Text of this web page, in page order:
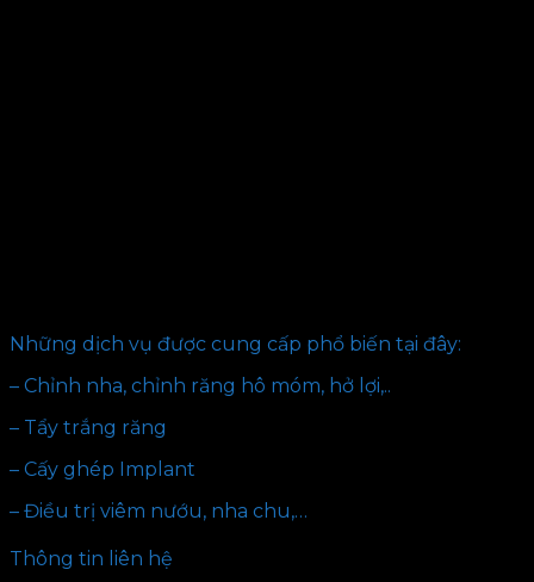
Những dịch vụ được cung cấp phổ biến tại đây:
– Chỉnh nha, chỉnh răng hô móm, hở lợi,..
– Tẩy trắng răng
– Cấy ghép Implant
– Điều trị viêm nướu, nha chu,…
Thông tin liên hệ